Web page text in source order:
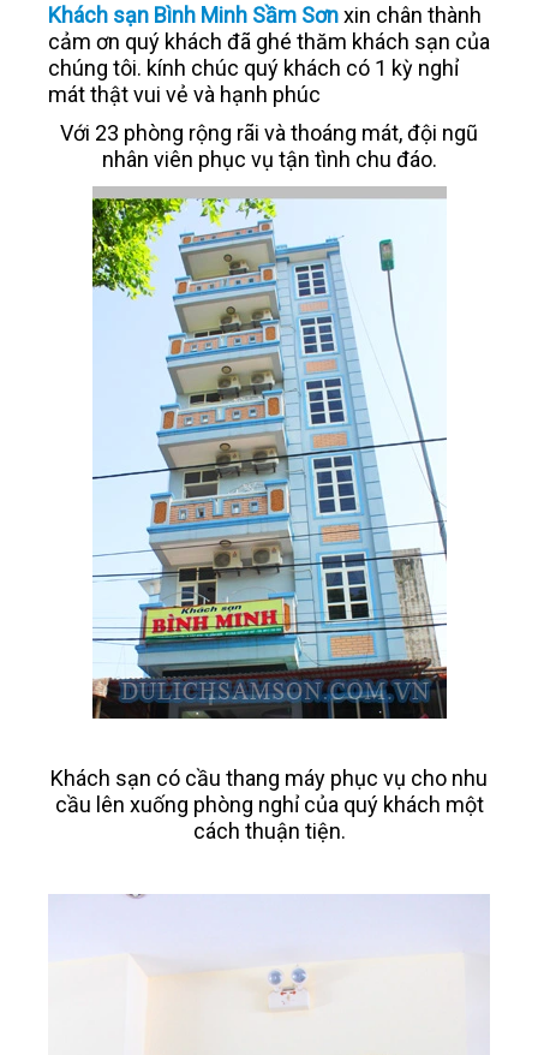
Khách sạn Bình Minh Sầm Sơnxin chân thành
cảm ơn quý khách đã ghé thăm khách sạn của
chúng tôi. kính chúc quý khách có 1 kỳ nghỉ
mát thật vui vẻ và hạnh phúc
Với 23 phòng rộng rãi và thoáng mát, đội ngũ
nhân viên phục vụ tận tình chu đáo.
Khách sạn có cầu thang máy phục vụ cho nhu
cầu lên xuống phòng nghỉ của quý khách một
cách thuận tiện.